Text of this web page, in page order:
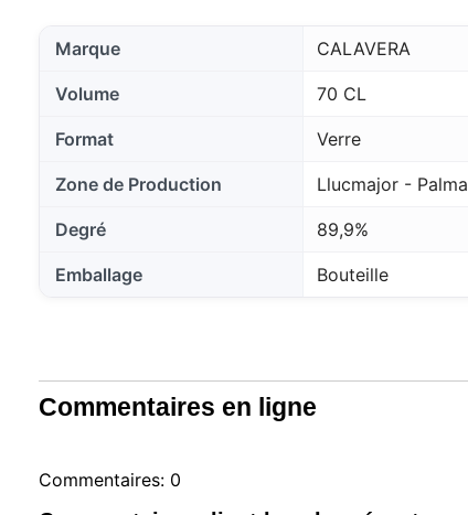
Marque CALAVERA
Volume 70 CL
Format Verre
Zone de Production Llucmajor - Palma
Degré 89,9%
Emballage Bouteille
Commentaires en ligne
Commentaires: 0